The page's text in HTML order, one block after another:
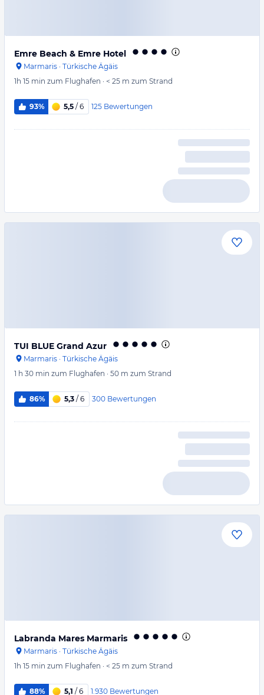
Emre Beach & Emre Hotel
Marmaris · Türkische Ägäis
1h 15 min zum Flughafen · < 25 m zum Strand
93% 5,5 / 6 125 Bewertungen
TUI BLUE Grand Azur
Marmaris · Türkische Ägäis
1 h 30 min zum Flughafen · 50 m zum Strand
86% 5,3 / 6 300 Bewertungen
Labranda Mares Marmaris
Marmaris · Türkische Ägäis
1h 15 min zum Flughafen · < 25 m zum Strand
88% 5,1 / 6 1.930 Bewertungen